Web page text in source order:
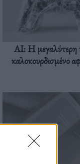
AI: Η μεγαλύτερη
καλοκουρδισμένο